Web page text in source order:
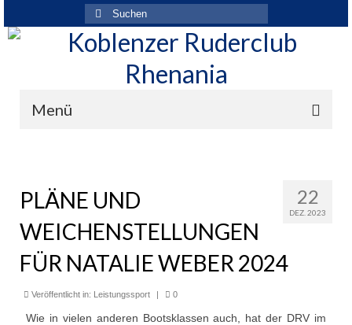
Suchen
nach:
Menü
Historie
22
DEZ. 2023
PLÄNE UND
WEICHENSTELLUNGEN
FÜR NATALIE WEBER 2024
Veröffentlicht in: Leistungssport | 0
Wie in vielen anderen Bootsklassen auch, hat der DRV im